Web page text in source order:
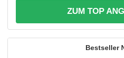
ZUM TOP